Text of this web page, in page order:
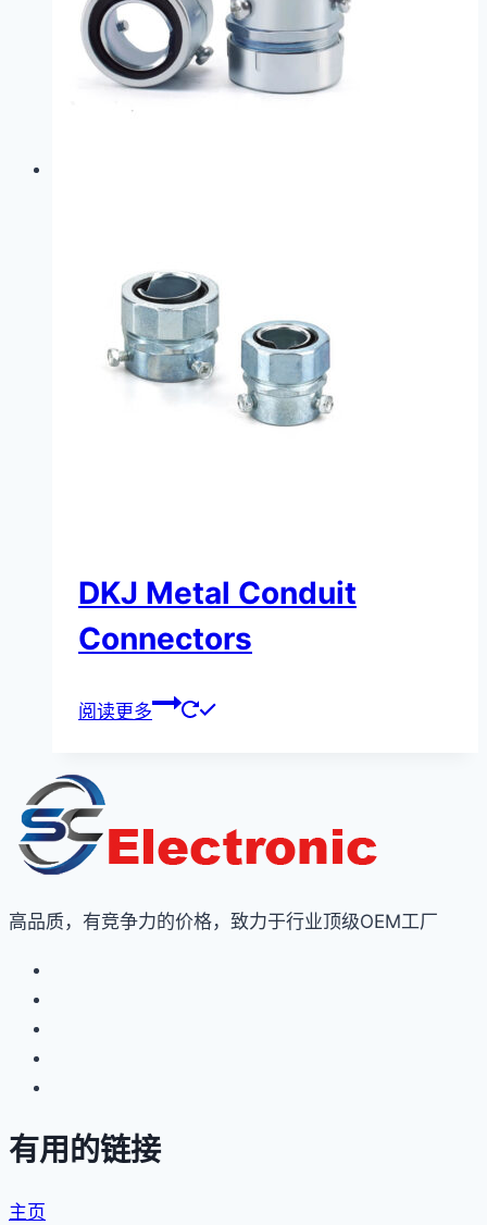
DKJ Metal Conduit
Connectors
阅读更多
高品质，有竞争力的价格，致力于行业顶级OEM工厂
有用的链接
主页